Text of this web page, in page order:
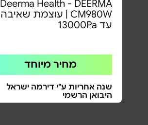
Deerma Health - DEERMA
CM980W | עוצמת שאיבה
עד 13000Pa
מחיר מיוחד
שנה אחריות ע"י דירמה ישראל
היבואן הרשמי